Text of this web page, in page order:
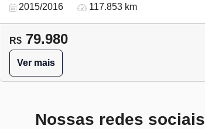
2015/2016 117.853 km
R$ 79.980
Ver mais
Nossas redes sociais